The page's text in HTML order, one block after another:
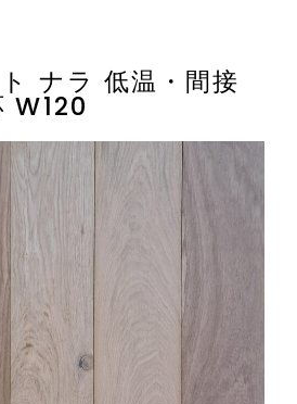
ナラ 低温・間接
W120